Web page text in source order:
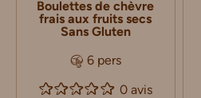
Boulettes de chèvre
frais aux fruits secs
Sans Gluten
6 pers
0 avis